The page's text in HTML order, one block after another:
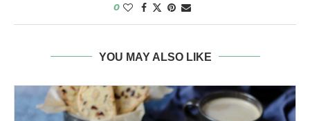
0
YOU MAY ALSO LIKE